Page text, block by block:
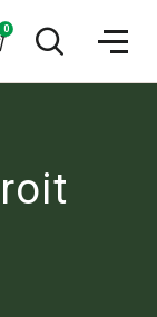
Panier
0
le
la
site